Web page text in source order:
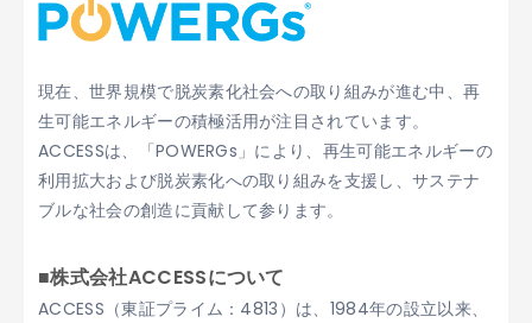
現在、世界規模で脱炭素化社会への取り組みが進む中、再
生可能エネルギーの積極活用が注目されています。
ACCESSは、「POWERGs」により、再生可能エネルギーの
利用拡大および脱炭素化への取り組みを支援し、サステナ
ブルな社会の創造に貢献して参ります。
■株式会社ACCESSについて
ACCESS（東証プライム：4813）は、1984年の設立以来、